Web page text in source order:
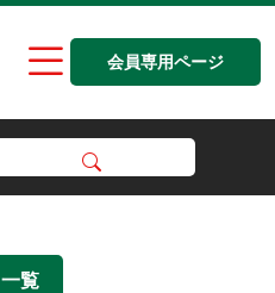
会員専用ページ
一覧